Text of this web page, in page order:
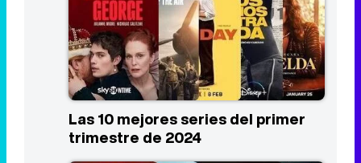
Las 10 mejores series del primer
trimestre de 2024